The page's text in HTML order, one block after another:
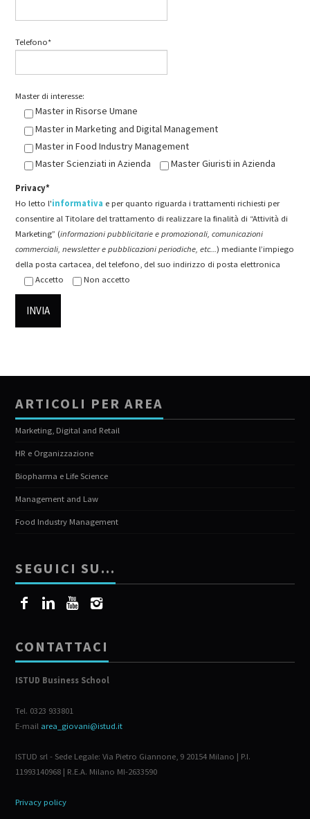
Telefono*
Master di interesse:
Master in Risorse Umane
Master in Marketing and Digital Management
Master in Food Industry Management
Master Scienziati in Azienda
Master Giuristi in Azienda
Privacy*
Ho letto l'informativa e per quanto riguarda i trattamenti richiesti per
consentire al Titolare del trattamento di realizzare la finalità di “Attività di
Marketing” (informazioni pubblicitarie e promozionali, comunicazioni
commerciali, newsletter e pubblicazioni periodiche, etc...) mediante l’impiego
della posta cartacea, del telefono, del suo indirizzo di posta elettronica
Accetto
Non accetto
ARTICOLI PER AREA
Marketing, Digital and Retail
HR e Organizzazione
Biopharma e Life Science
Management and Law
Food Industry Management
SEGUICI SU…
CONTATTACI
ISTUD Business School
Tel. 0323 933801
E-mail area_giovani@istud.it
ISTUD srl - Sede Legale: Via Pietro Giannone, 9 20154 Milano | P.I.
11993140968 | R.E.A. Milano MI-2633590
Privacy policy